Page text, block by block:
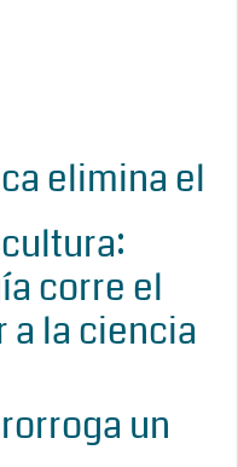
elimina el
corre el
la ciencia
un